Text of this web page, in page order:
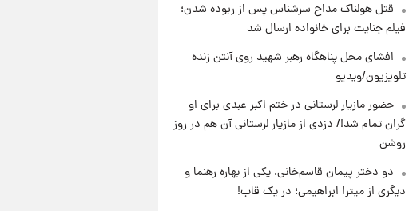
۲۲ ساعت پیش
ثریا اسفندیاری بعد از طلاق و در
دیدار با گروه بیتلز
اتهام پرداخت پول به معشوقه با
درآمد یوفا
قتل هولناک مداح سرشناس پس از ربوده شدن؛
فیلم جنایت برای خانواده ارسال شد
افشای محل پناهگاه‌ رهبر شهید روی آنتن زنده
تلویزیون/ویدیو
حضور مازیار لرستانی در ختم اکبر عبدی برای او
گران تمام شد!/ دزدی از مازیار لرستانی آن هم در روز
روشن
دو دختر پیمان قاسم‌خانی، یکی از بهاره رهنما و
دیگری از میترا ابراهیمی؛ در یک قاب!